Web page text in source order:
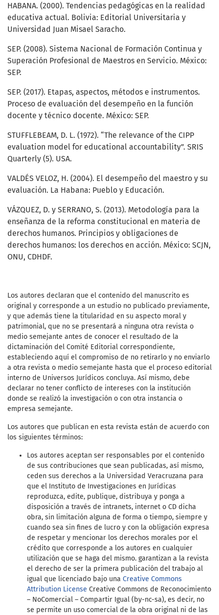
HABANA. (2000). Tendencias pedagógicas en la realidad
educativa actual. Bolivia: Editorial Universitaria y
Universidad Juan Misael Saracho.
SEP. (2008). Sistema Nacional de Formación Continua y
Superación Profesional de Maestros en Servicio. México:
SEP.
SEP. (2017). Etapas, aspectos, métodos e instrumentos.
Proceso de evaluación del desempeño en la función
docente y técnico docente. México: SEP.
STUFFLEBEAM, D. L. (1972). “The relevance of the CIPP
evaluation model for educational accountability”. SRIS
Quarterly (5). USA.
VALDÉS VELOZ, H. (2004). El desempeño del maestro y su
evaluación. La Habana: Pueblo y Educación.
VÁZQUEZ, D. y SERRANO, S. (2013). Metodología para la
enseñanza de la reforma constitucional en materia de
derechos humanos. Principios y obligaciones de
derechos humanos: los derechos en acción. México: SCJN,
ONU, CDHDF.
Los autores declaran que el contenido del manuscrito es
original y corresponde a un estudio no publicado previamente,
y que además tiene la titularidad en su aspecto moral y
patrimonial, que no se presentará a ninguna otra revista o
medio semejante antes de conocer el resultado de la
dictaminación del Comité Editorial correspondiente,
estableciendo aquí el compromiso de no retirarlo y no enviarlo
a otra revista o medio semejante hasta que el proceso editorial
interno de Universos Jurídicos concluya. Así mismo, debe
declarar no tener conflicto de intereses con la institución
donde se realizó la investigación o con otra instancia o
empresa semejante.
Los autores que publican en esta revista están de acuerdo con
los siguientes términos:
Los autores aceptan ser responsables por el contenido
de sus contribuciones que sean publicadas, así mismo,
ceden sus derechos a la Universidad Veracruzana para
que el Instituto de Investigaciones en Jurídicas
reproduzca, edite, publique, distribuya y ponga a
disposición a través de intranets, internet o CD dicha
obra, sin limitación alguna de forma o tiempo, siempre y
cuando sea sin fines de lucro y con la obligación expresa
de respetar y mencionar los derechos morales por el
crédito que corresponde a los autores en cualquier
utilización que se haga del mismo. garantizan a la revista
el derecho de ser la primera publicación del trabajo al
igual que licenciado bajo una Creative Commons
Attribution License Creative Commons de Reconocimiento
– NoComercial – Compartir Igual (by-nc-sa), es decir, no
se permite un uso comercial de la obra original ni de las